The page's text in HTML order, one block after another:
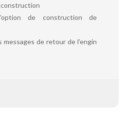
construction
de construction de
messages de retour de l’engin